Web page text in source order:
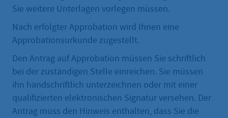
Sie weitere Unterlagen vorlegen müssen.
Nach erfolgter Approbation wird Ihnen eine
Approbationsurkunde zugestellt.
Den Antrag auf Approbation müssen Sie schriftlich
bei der zuständigen Stelle einreichen. Sie müssen
ihn handschriftlich unterzeichnen oder mit einer
qualifizierten elektronischen Signatur versehen. Der
Antrag muss den Hinweis enthalten, dass Sie die